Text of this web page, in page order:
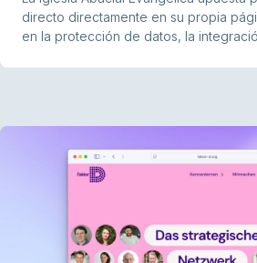
directo directamente en su propia
en la protección de datos, la